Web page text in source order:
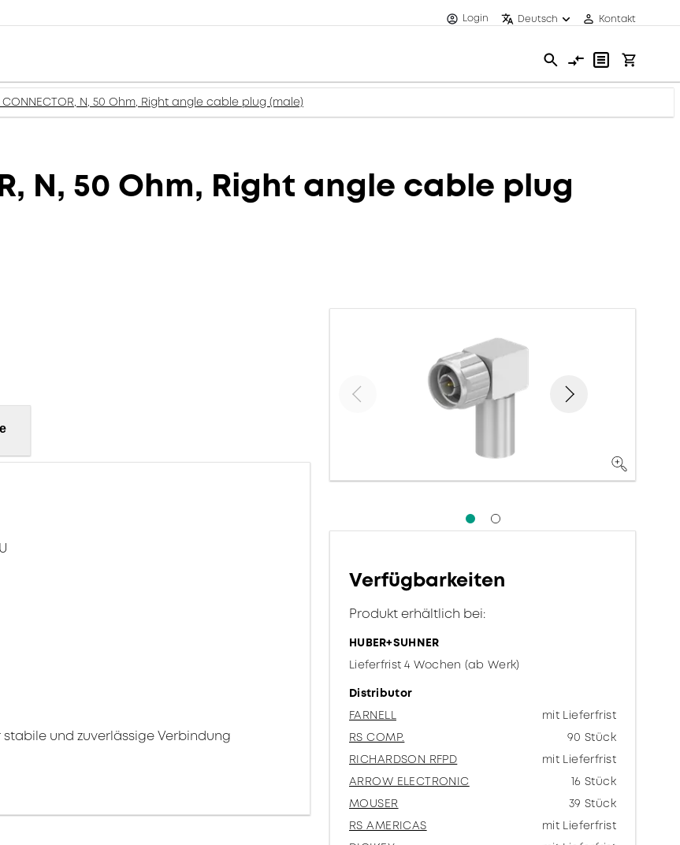
Login Deutsch Kontakt
CONNECTOR, N, 50 Ohm, Right angle cable plug (male)
N, 50 Ohm, Right angle cable plug
und zuverlässige Verbindung
Verfügbarkeiten
Produkt erhältlich bei:
HUBER+SUHNER
Lieferfrist 4 Wochen (ab Werk)
Distributor
FARNELL
mit Lieferfrist
RS COMP.
90 Stück
RICHARDSON RFPD
mit Lieferfrist
ARROW ELECTRONIC
16 Stück
MOUSER
39 Stück
RS AMERICAS
mit Lieferfrist